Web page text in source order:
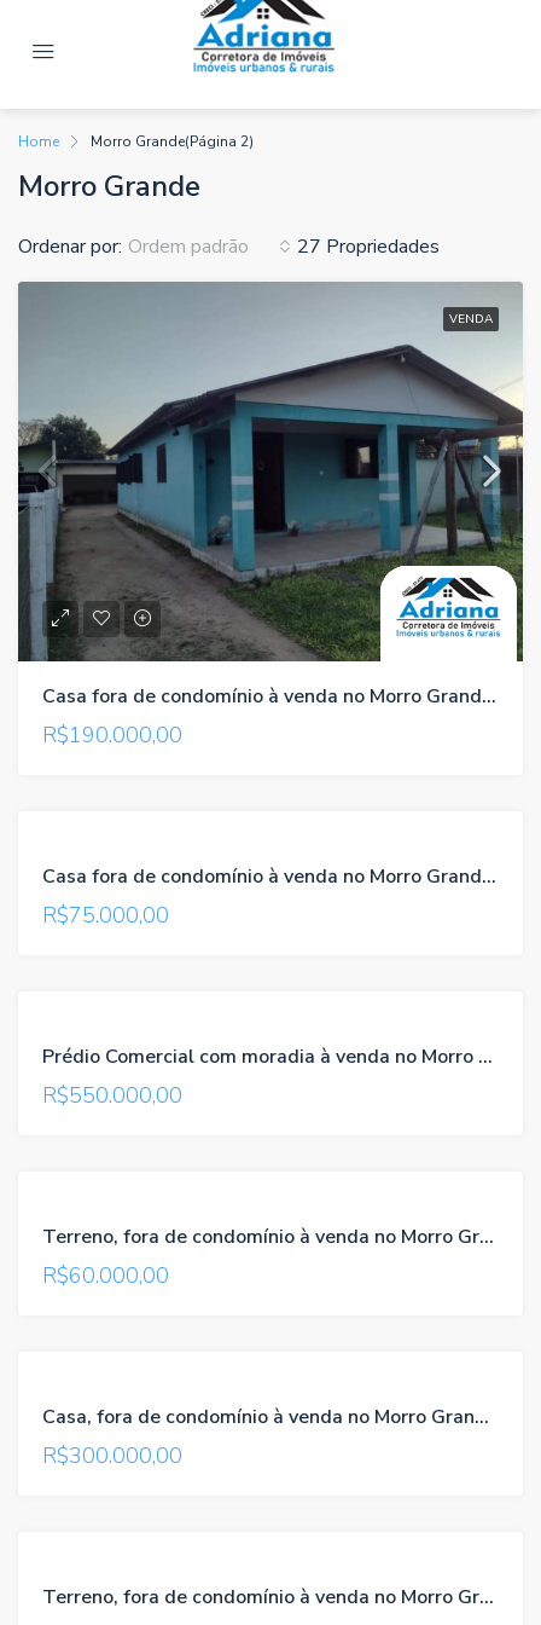
Home Morro Grande(Página 2)
Morro Grande
27 Propriedades
Ordenar por: Ordem padrão
VENDA
Casa fora de condomínio à venda no Morro Grande /Viamão/RS , referência 061
R$190.000,00
Casa fora de condomínio à venda no Morro Grande /Viamão/RS , referência 069
R$75.000,00
Prédio Comercial com moradia à venda no Morro Grande / Viamão / RS, referência 146
R$550.000,00
Terreno, fora de condomínio à venda no Morro Grande / Viamão / RS, referência 056
R$60.000,00
Casa, fora de condomínio à venda no Morro Grande / Viamão / RS, referência 182
R$300.000,00
Terreno, fora de condomínio à venda no Morro Grande / Viamão / RS, referência 163